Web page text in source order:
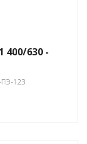
400/630 -
123